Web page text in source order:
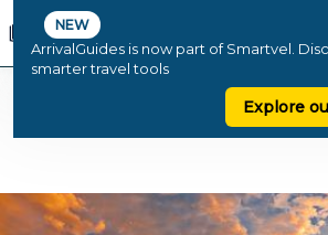
NEW
ArrivalGuides is now part of Smartvel.
smarter travel tools
Explore